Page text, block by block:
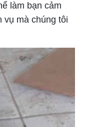
làm bạn cảm
vụ mà chúng tôi